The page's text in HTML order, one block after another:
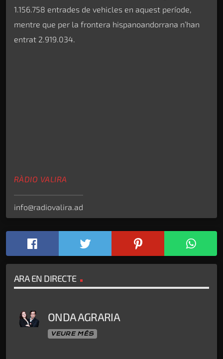
1.156.758 entrades de vehicles en aquest període,
mentre que per la frontera hispanoandorrana n’han
entrat 2.919.034.
RÀDIO VALIRA
info@radiovalira.ad
ARA EN DIRECTE
ONDA AGRARIA
VEURE MÉS